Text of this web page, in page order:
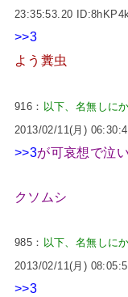
23:35:53.20
>>3
よう糞虫
916： 以下、名無しに
2013/02/11(月)
>>3が可哀想で泣
クソムシ
985： 以下、名無しに
2013/02/11(月)
>>3